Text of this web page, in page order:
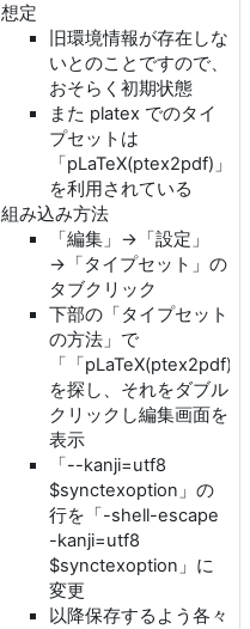
想定
旧環境情報が存在しな
いとのことですので、
おそらく初期状態
また platex でのタイ
プセットは
「pLaTeX(ptex2pdf)」
を利用されている
組み込み方法
「編集」→「設定」
→「タイプセット」の
タブクリック
下部の「タイプセット
の方法」で
「「pLaTeX(ptex2pdf)」
を探し、それをダブル
クリックし編集画面を
表示
「--kanji=utf8
$synctexoption」の
行を「-shell-escape
-kanji=utf8
$synctexoption」に
変更
以降保存するよう各々